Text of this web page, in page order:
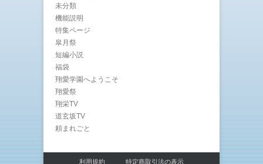
未分類
機能説明
特集ページ
皐月祭
短編小説
福袋
翔愛学園へようこそ
翔愛祭
翔栄TV
道玄坂TV
頼まれごと
利用規約 特定商取引法の表示